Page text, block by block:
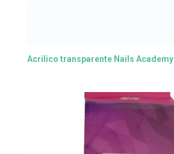
Acrilico transparente Nails Academy